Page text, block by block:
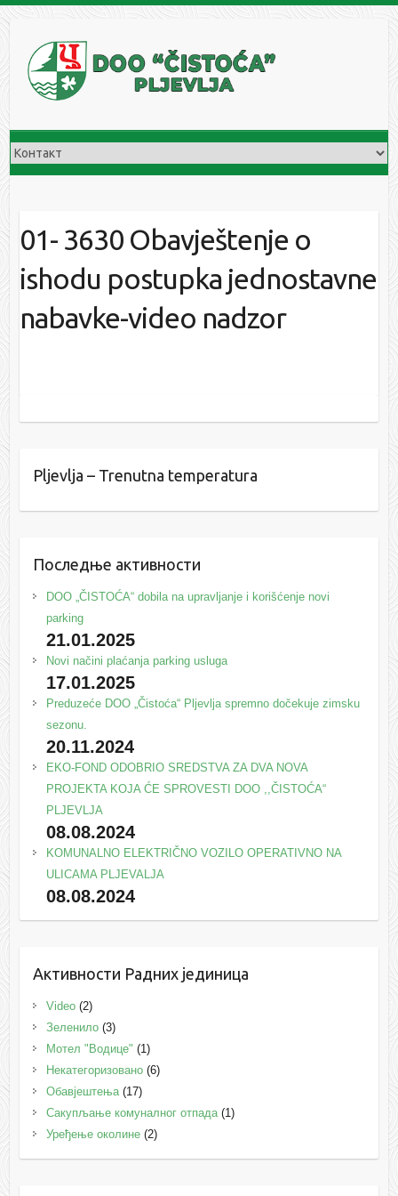
Skip
content
01- 3630 Obavještenje o
ishodu postupka jednostavne
nabavke-video nadzor
Pljevlja – Trenutna temperatura
Последње активности
DOO „ČISTOĆA“ dobila na upravljanje i korišćenje novi
parking
21.01.2025
Novi načini plaćanja parking usluga
17.01.2025
Preduzeće DOO „Čistoća“ Pljevlja spremno dočekuje zimsku
sezonu.
20.11.2024
EKO-FOND ODOBRIO SREDSTVA ZA DVA NOVA
PROJEKTA KOJA ĆE SPROVESTI DOO ,,ČISTOĆA“
PLJEVLJA
08.08.2024
KOMUNALNO ELEKTRIČNO VOZILO OPERATIVNO NA
ULICAMA PLJEVALJA
08.08.2024
Активности Радних јединица
Video(2)
Зеленило(3)
Мотел "Водице" (1)
Некатегоризовано(6)
Обавјештења(17)
Сакупљање комуналног отпада(1)
Уређење околине(2)